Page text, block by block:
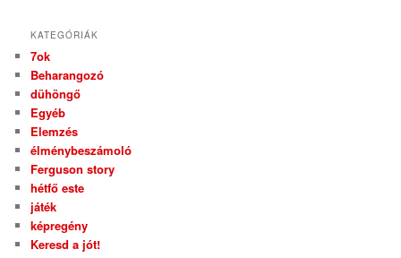
KATEGÓRIÁK
7ok
Beharangozó
dühöngő
Egyéb
Elemzés
élménybeszámoló
Ferguson story
hétfő este
játék
képregény
Keresd a jót!